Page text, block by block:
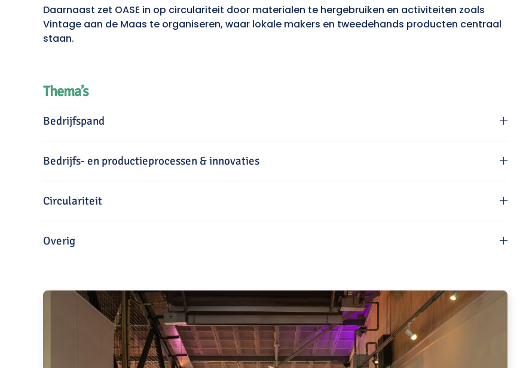
Daarnaast zet OASE in op circulariteit door materialen te hergebruiken en activiteiten zoals
Vintage aan de Maas te organiseren, waar lokale makers en tweedehands producten centraal
staan.
Thema’s
Bedrijfspand
Bedrijfs- en productieprocessen & innovaties
Circulariteit
Overig